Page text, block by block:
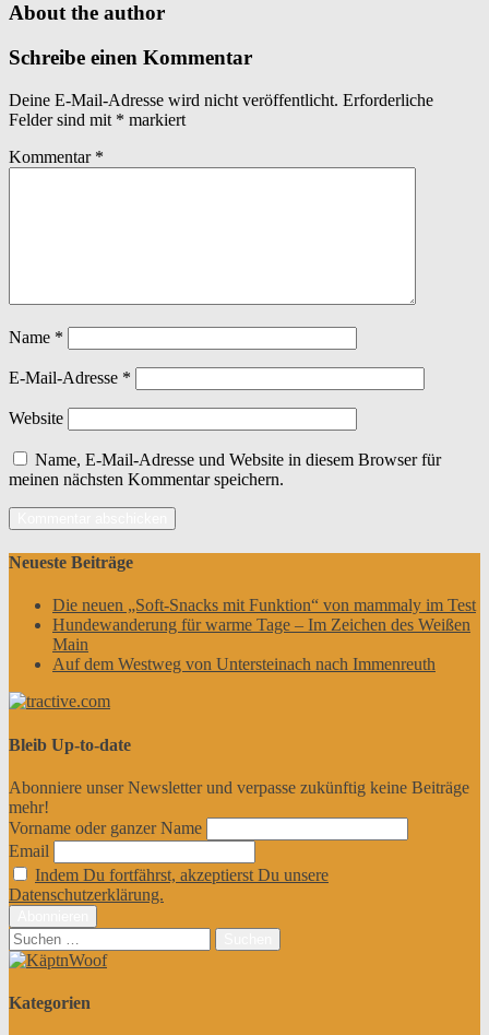
About the author
Schreibe einen Kommentar
Deine E-Mail-Adresse wird nicht veröffentlicht. Erforderliche
Felder sind mit * markiert
Kommentar *
Name *
E-Mail-Adresse *
Website
Name, E-Mail-Adresse und Website in diesem Browser für
meinen nächsten Kommentar speichern.
Neueste Beiträge
Die neuen „Soft-Snacks mit Funktion“ von mammaly im Test
Hundewanderung für warme Tage – Im Zeichen des Weißen
Main
Auf dem Westweg von Untersteinach nach Immenreuth
Bleib Up-to-date
Abonniere unser Newsletter und verpasse zukünftig keine Beiträge
mehr!
Vorname oder ganzer Name
Email
Indem Du fortfährst, akzeptierst Du unsere
Datenschutzerklärung.
Suchen
nach:
Kategorien